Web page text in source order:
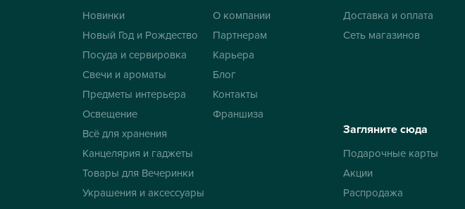
Новинки
Новый Год и Рождество
Посуда и сервировка
Свечи и ароматы
Предметы интерьера
Освещение
Всё для хранения
Канцелярия и гаджеты
Товары для Вечеринки
Украшения и аксессуары
О компании
Партнерам
Карьера
Блог
Контакты
Франшиза
Доставка и оплата
Сеть магазинов
Загляните сюда
Подарочные карты
Акции
Распродажа